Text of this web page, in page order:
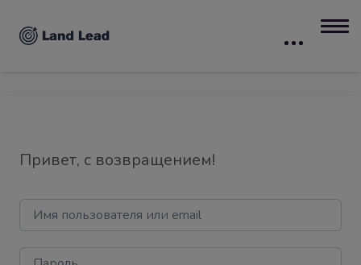
Привет, с возвращением!